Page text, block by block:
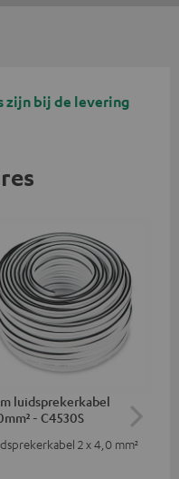
zijn bij de levering
luidsprekerkabel
- C4530S
2 x 4,0 mm²